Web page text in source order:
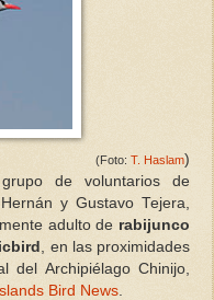
(Foto: T. Haslam)
de voluntarios de
y Gustavo Tejera,
adulto de rabijunco
, en las proximidades
del Archipiélago Chinijo,
Bird News